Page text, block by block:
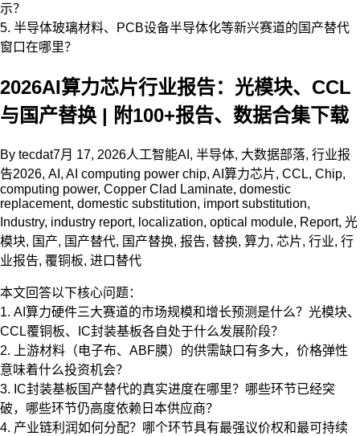
示？
5. 半导体玻璃材料、PCB设备半导体化等新兴赛道的国产替代
窗口在哪里？
2026AI算力芯片行业报告：光模块、CCL
与国产替换 | 附100+报告、数据合集下载
By tecdat7月 17, 2026人工智能AI , 半导体, 大数据部落, 行业报
告2026, AI , AI computing power chip, AI算力芯片, CCL, Chip,
computing power, Copper Clad Laminate, domestic
replacement, domestic substitution, import substitution,
Industry, industry report, localization, optical module, Report, 光
模块, 国产, 国产替代, 国产替换, 报告, 替换, 算力, 芯片, 行业, 行
业报告, 覆铜板, 进口替代
本文回答以下核心问题：
1. AI算力硬件三大赛道的市场规模和增长预测是什么？光模块、
CCL覆铜板、IC封装基板各自处于什么发展阶段？
2. 上游材料（电子布、ABF膜）的供需缺口有多大，价格弹性
意味着什么投资机会？
3. IC封装基板国产替代的真实进度在哪里？哪些环节已经突
破，哪些环节仍高度依赖日本供应商？
4. 产业链利润如何分配？哪个环节具有最强议价权和最可持续